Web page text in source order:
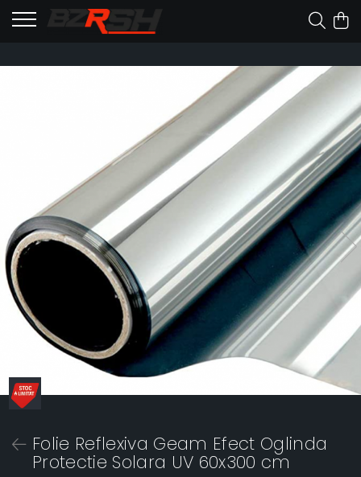
Folie Reflexiva Geam Efect Oglinda
Protectie Solara UV 60x300 cm